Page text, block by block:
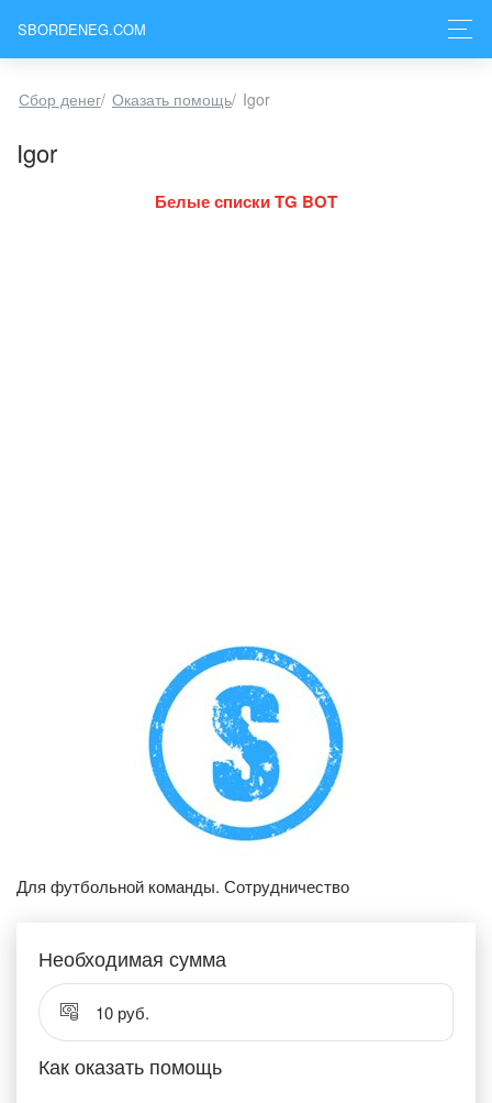
SBORDENEG.COM
Сбор денег/ Оказать помощь/ Igor
Igor
Белые списки TG BOT
Для футбольной команды. Сотрудничество
Необходимая сумма
10 руб.
Как оказать помощь